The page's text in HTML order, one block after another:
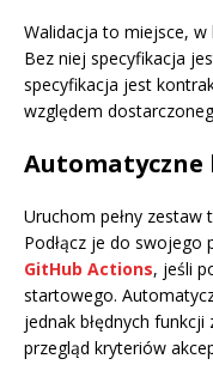
Walidacja to miejsce,
Bez niej specyfikacja
specyfikacja jest
względem
Uruchom pełny
Podłącz je do
GitHub Actions, jeśli
startowego.
jednak błędnych
przegląd kryteriów